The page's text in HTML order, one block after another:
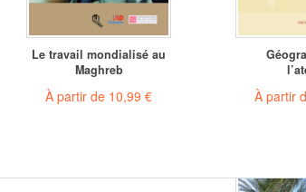
Le travail mondialisé au
Maghreb
À partir de 10,99 € À partir